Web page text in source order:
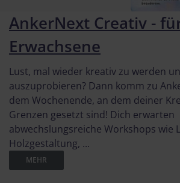
AnkerNext Creativ -
Erwachsene
Lust, mal wieder kreativ zu werden
auszuprobieren? Dann komm zu
dem Wochenende, an dem deiner
Grenzen gesetzt sind! Dich erwarten
abwechslungsreiche Workshops wie
Holzgestaltung, ...
MEHR